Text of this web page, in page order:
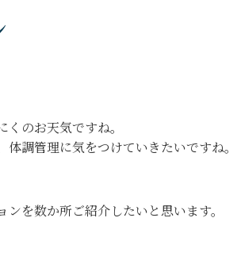
のお天気ですね。
調管理に気をつけていきたいですね。
を数か所ご紹介したいと思います。